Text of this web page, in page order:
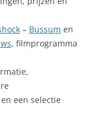
– Bussum en
, filmprogramma
een selectie